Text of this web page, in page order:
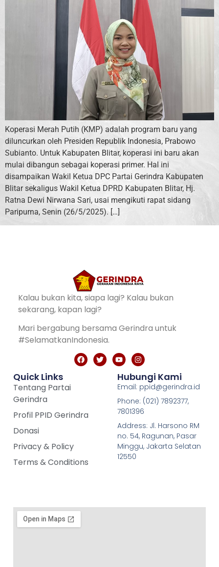
Koperasi Merah Putih (KMP) adalah program baru yang
diluncurkan oleh Presiden Republik Indonesia, Prabowo
Subianto. Untuk Kabupaten Blitar, koperasi ini baru akan
mulai dibangun sebagai koperasi primer. Hal ini
disampaikan Wakil Ketua DPC Partai Gerindra Kabupaten
Blitar sekaligus Wakil Ketua DPRD Kabupaten Blitar, Hj.
Ratna Dewi Nirwana Sari, usai mengikuti rapat sidang
Paripurna, Senin (26/5/2025). […]
Kalau bukan kita, siapa lagi? Kalau bukan
sekarang, kapan lagi?
Mari bergabung bersama Gerindra untuk
#SelamatkanIndonesia.
Quick Links
Tentang Partai
Gerindra
Profil PPID Gerindra
Donasi
Privacy & Policy
Terms & Conditions
Hubungi Kami
Email: ppid@gerindra.id
Phone: (021) 7892377,
7801396
Address: Jl. Harsono RM
no. 54, Ragunan, Pasar
Minggu, Jakarta Selatan
12550